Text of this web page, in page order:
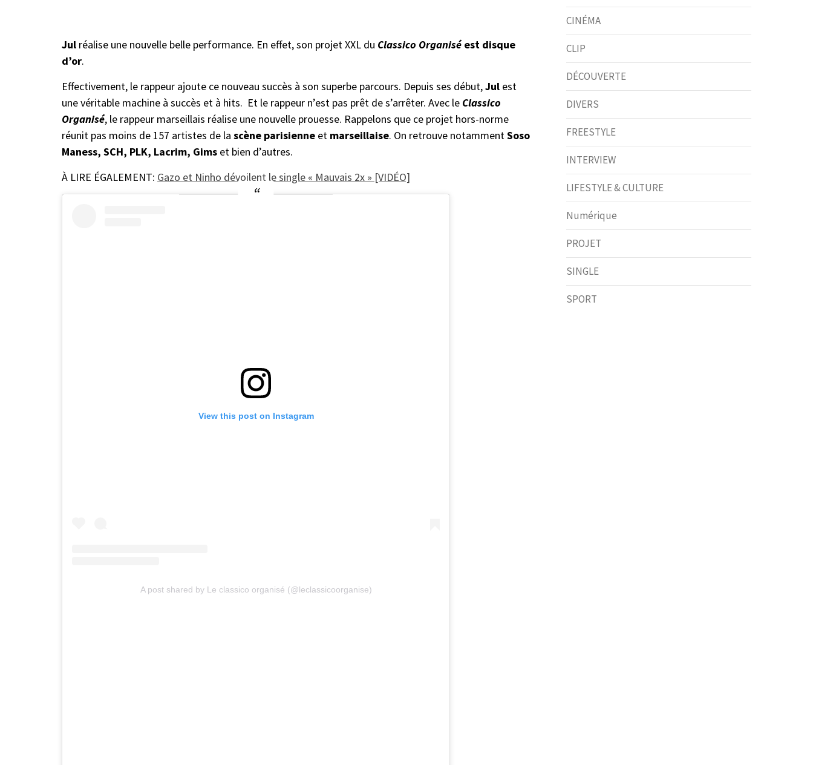
Jul réalise une nouvelle belle performance. En effet, son projet XXL du Classico Organisé est disque
d’or.
Effectivement, le rappeur ajoute ce nouveau succès à son superbe parcours. Depuis ses début,Jul est
une véritable machine à succès et à hits. Et le rappeur n’est pas prêt de s’arrêter. Avec le Classico
Organisé, le rappeur marseillais réalise une nouvelle prouesse. Rappelons que ce projet hors-norme
réunit pas moins de 157 artistes de la scène parisienne et marseillaise. On retrouve notammentSoso
Maness, SCH, PLK, Lacrim, Gims et bien d’autres.
À LIRE ÉGALEMENT: Gazo et Ninho dévoilent le single « Mauvais 2x » [VIDÉO]
View this post on Instagram
A post shared by Le classico organisé (@leclassicoorganise)
CINÉMA
CLIP
DÉCOUVERTE
DIVERS
FREESTYLE
INTERVIEW
LIFESTYLE & CULTURE
Numérique
PROJET
SINGLE
SPORT